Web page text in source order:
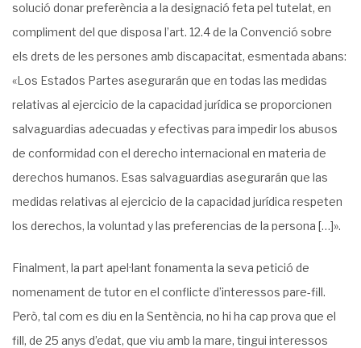
solució donar preferència a la designació feta pel tutelat, en
compliment del que disposa l’art. 12.4 de la Convenció sobre
els drets de les persones amb discapacitat, esmentada abans:
«Los Estados Partes asegurarán que en todas las medidas
relativas al ejercicio de la capacidad jurídica se proporcionen
salvaguardias adecuadas y efectivas para impedir los abusos
de conformidad con el derecho internacional en materia de
derechos humanos. Esas salvaguardias asegurarán que las
medidas relativas al ejercicio de la capacidad jurídica respeten
los derechos, la voluntad y las preferencias de la persona […]».
Finalment, la part apel·lant fonamenta la seva petició de
nomenament de tutor en el conflicte d’interessos pare-fill.
Però, tal com es diu en la Sentència, no hi ha cap prova que el
fill, de 25 anys d’edat, que viu amb la mare, tingui interessos